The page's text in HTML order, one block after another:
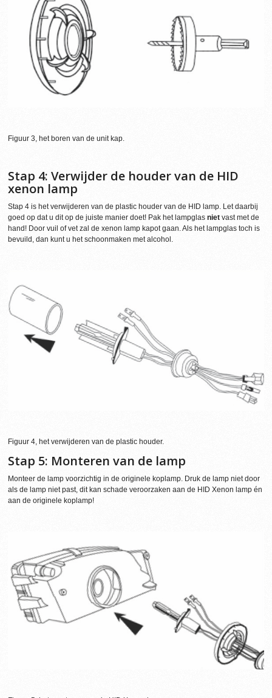
Figuur 3, het boren van de unit kap.
Stap 4: Verwijder de houder van de HID
xenon lamp
Stap 4 is het verwijderen van de plastic houder van de HID lamp. Let daarbij
goed op dat u dit op de juiste manier doet! Pak het lampglasniet vast met de
hand! Door vuil of vet zal de xenon lamp kapot gaan. Als het lampglas toch is
bevuild, dan kunt u het schoonmaken met alcohol.
Figuur 4, het verwijderen van de plastic houder.
Stap 5: Monteren van de lamp
Monteer de lamp voorzichtig in de originele koplamp. Druk de lamp niet door
als de lamp niet past, dit kan schade veroorzaken aan de HID Xenon lamp én
aan de originele koplamp!